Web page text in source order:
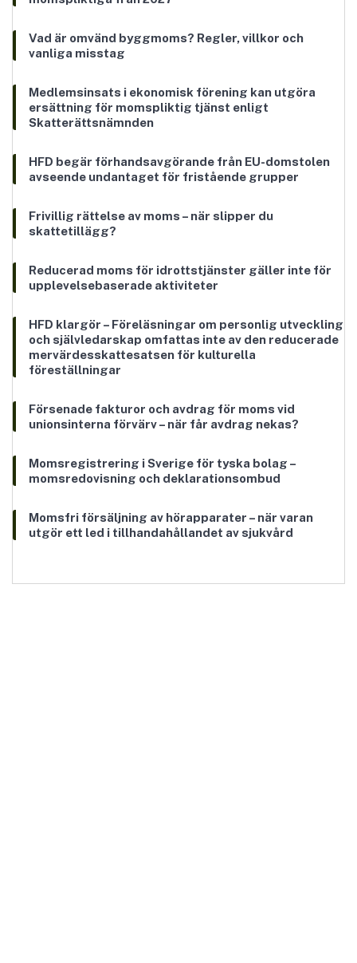
Vad är omvänd byggmoms? Regler, villkor och
vanliga misstag
Medlemsinsats i ekonomisk förening kan utgöra
ersättning för momspliktig tjänst enligt
Skatterättsnämnden
HFD begär förhandsavgörande från EU-domstolen
avseende undantaget för fristående grupper
Frivillig rättelse av moms – när slipper du
skattetillägg?
Reducerad moms för idrottstjänster gäller inte för
upplevelsebaserade aktiviteter
HFD klargör – Föreläsningar om personlig utveckling
och självledarskap omfattas inte av den reducerade
mervärdesskattesatsen för kulturella
föreställningar
Försenade fakturor och avdrag för moms vid
unionsinterna förvärv – när får avdrag nekas?
Momsregistrering i Sverige för tyska bolag –
momsredovisning och deklarationsombud
Momsfri försäljning av hörapparater – när varan
utgör ett led i tillhandahållandet av sjukvård